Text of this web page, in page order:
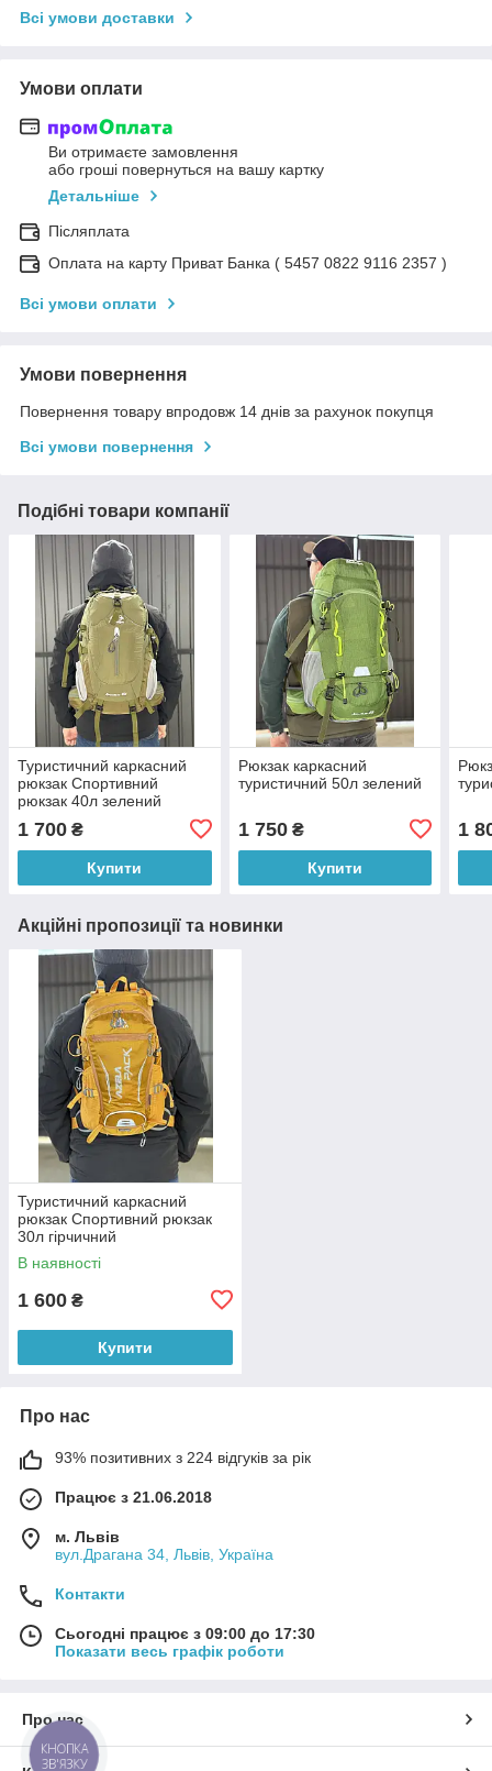
Всі умови доставки
Умови оплати
Ви отримаєте замовлення
або гроші повернуться на вашу картку
Детальніше
Післяплата
Оплата на карту Приват Банка ( 5457 0822 9116 2357 )
Всі умови оплати
Умови повернення
Повернення товару впродовж 14 днів за рахунок покупця
Всі умови повернення
Подібні товари компанії
Туристичний каркасний
рюкзак Спортивний
рюкзак 40л зелений
1 700 ₴
Купити
Рюкзак каркасний
туристичний 50л зелений
1 750₴
Купити
1
Акційні пропозиції та новинки
Туристичний каркасний
рюкзак Спортивний рюкзак
30л гірчичний
В наявності
1 600 ₴
Купити
Про нас
93% позитивних з 224 відгуків за рік
Працює з 21.06.2018
м. Львів
вул.Драгана 34, Львів, Україна
Контакти
Сьогодні працює з 09:00 до 17:30
Показати весь графік роботи
Про нас
КНОПКА
ЗВ'ЯЗКУ